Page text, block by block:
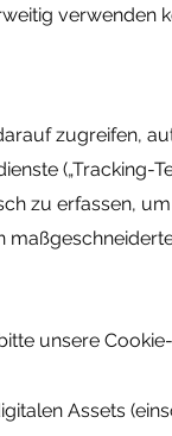
verwenden
zugreifen,
(„Tracking-
zu erfassen,
unsere
Assets